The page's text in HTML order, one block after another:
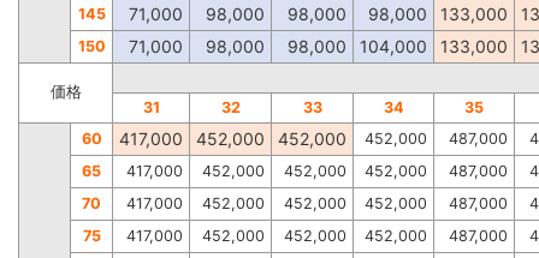
145 71,000 98,000 98,000 98,000 133,000
150 71,000 98,000 98,000 104,000 133,000
価格
31
32 33 34 35
60 417,000 452,000 452,000 452,000 487,000
65
417,000 452,000 452,000 452,000 487,000
70
417,000 452,000 452,000 452,000 487,000
75
417,000 452,000 452,000 452,000 487,000